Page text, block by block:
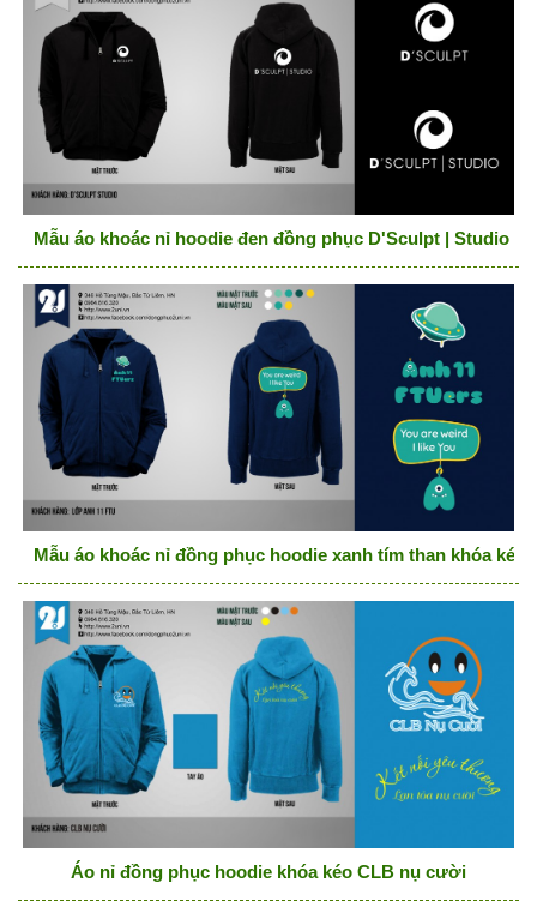
Mẫu áo khoác nỉ hoodie đen đồng phục D'Sculpt | Studio
Mẫu áo khoác nỉ đồng phục hoodie xanh tím than khóa kéo
Áo nỉ đồng phục hoodie khóa kéo CLB nụ cười